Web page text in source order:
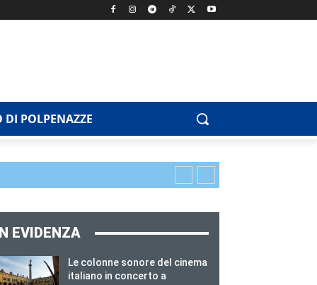
DI POLPENAZZE
EVIDENZA
Le colonne sonore del cinema
italiano in concerto a